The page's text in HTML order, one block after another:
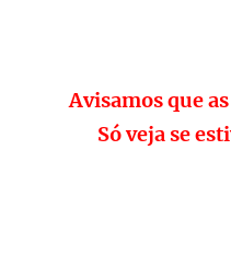
Avisamos que
Só veja se